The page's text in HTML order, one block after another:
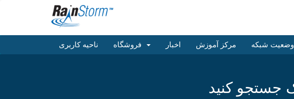
ناحیه کاربری اخبار مرکز آموزش وضعیت شبکه